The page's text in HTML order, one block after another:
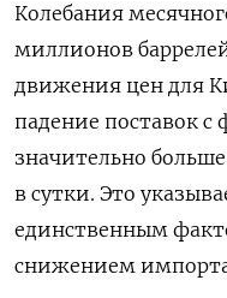
Колебания
миллионов
движения цен для
‌падение поставок с
значительно
в сутки. Это
единственным
снижением